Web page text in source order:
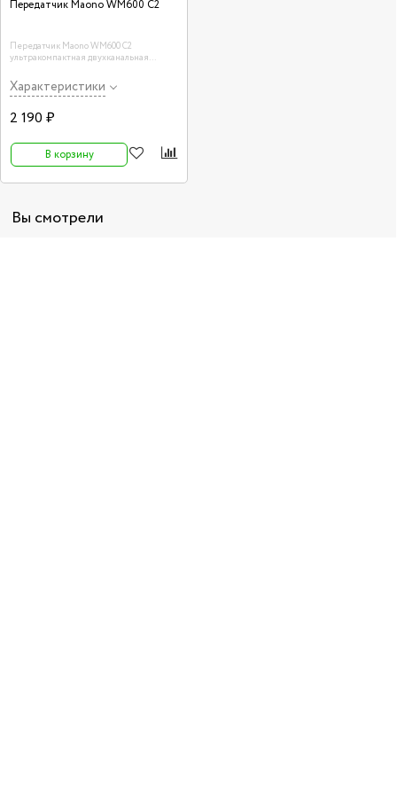
Передатчик Maono WM600 C2
Передатчик Maono WM600 C2
ультракомпактная двухканальная
Характеристики
2 190 ₽
В корзину
Вы смотрели